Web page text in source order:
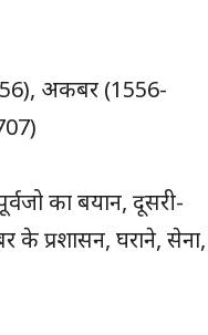
अकबर (1556-
का बयान, दूसरी-
प्रशासन, घराने, सेना,